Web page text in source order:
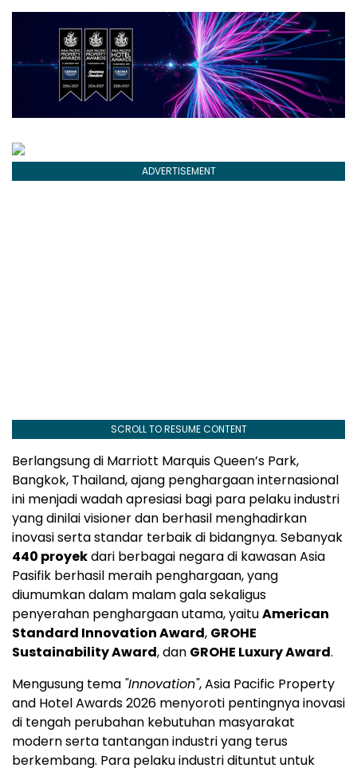
ADVERTISEMENT
SCROLL TO RESUME CONTENT
Berlangsung di Marriott Marquis Queen’s Park,
Bangkok, Thailand, ajang penghargaan internasional
ini menjadi wadah apresiasi bagi para pelaku industri
yang dinilai visioner dan berhasil menghadirkan
inovasi serta standar terbaik di bidangnya. Sebanyak
440 proyekdari berbagai negara di kawasan Asia
Pasifik berhasil meraih penghargaan, yang
diumumkan dalam malam gala sekaligus
penyerahan penghargaan utama, yaituAmerican
Standard Innovation Award, GROHE
Sustainability Award, dan GROHE Luxury Award.
Mengusung tema "Innovation", Asia Pacific Property
and Hotel Awards 2026 menyoroti pentingnya inovasi
di tengah perubahan kebutuhan masyarakat
modern serta tantangan industri yang terus
berkembang. Para pelaku industri dituntut untuk